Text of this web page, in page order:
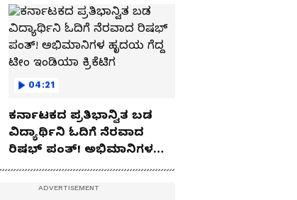
04:21
ಕರ್ನಾಟಕದ ಪ್ರತಿಭಾನ್ವಿತ ಬಡ
ವಿದ್ಯಾರ್ಥಿನಿ ಓದಿಗೆ ನೆರವಾದ
ರಿಷಭ್ ಪಂತ್! ಅಭಿಮಾನಿಗಳ